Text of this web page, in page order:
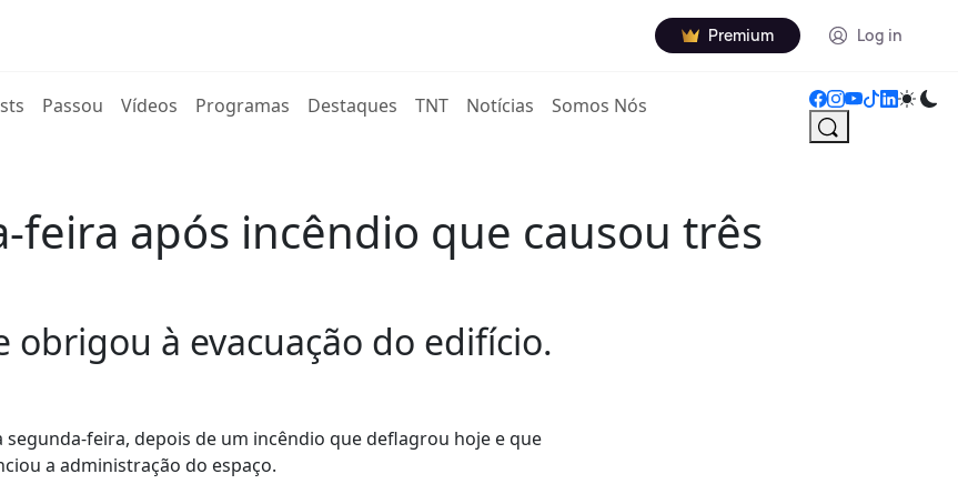
Premium Log in
Passou Vídeos Programas Destaques TNT Notícias Somos Nós
após incêndio que causou três
à evacuação do edifício.
feira, depois de um incêndio que deflagrou hoje e que
a administração do espaço.